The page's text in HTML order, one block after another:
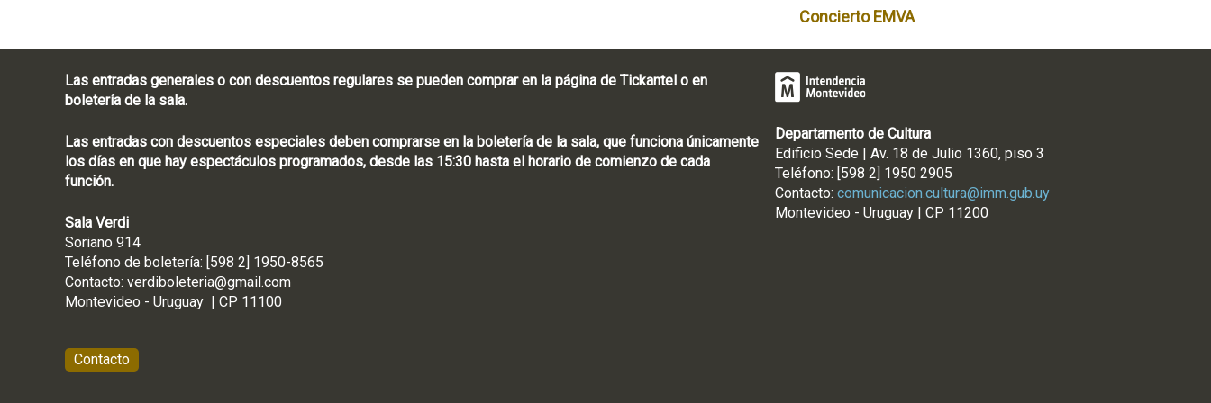
Concierto EMVA
Las entradas generales o con descuentos regulares se pueden comprar en la página de Tickantel o en
boletería de la sala.
Las entradas con descuentos especiales deben comprarse en la boletería de la sala, que funciona únicamente
los días en que hay espectáculos programados, desde las 15:30 hasta el horario de comienzo de cada
función.
Sala Verdi
Soriano 914
Teléfono de boletería: [598 2] 1950-8565
Contacto: verdiboleteria@gmail.com
Montevideo - Uruguay | CP 11100
Contacto
Departamento de Cultura
Edificio Sede | Av. 18 de Julio 1360, piso 3
Teléfono: [598 2] 1950 2905
Contacto: comunicacion.cultura@imm.gub.uy
Montevideo - Uruguay | CP 11200